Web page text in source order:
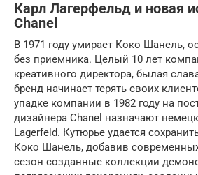
Карл Лагерфельд и новая
Chanel
В 1971 году умирает Коко Шанель,
без приемника. Целый 10 лет
креативного директора, былая
бренд начинает терять своих
упадке компании в 1982 году на
дизайнера Chanel назначают
Lagerfeld. Кутюрье удается
Коко Шанель, добавив
сезон созданные коллекции